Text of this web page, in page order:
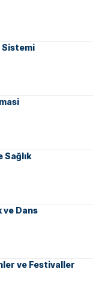
Sistemi
Sağlık
ve Dans
ve Festivaller